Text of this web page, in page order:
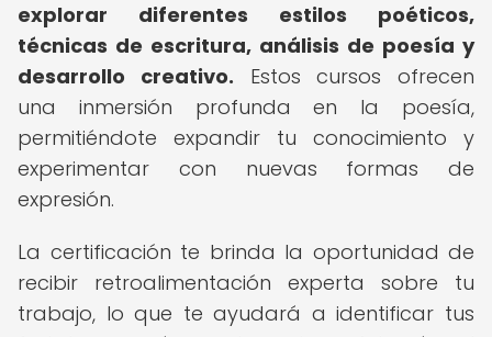
explorar diferentes estilos poéticos,
técnicas de escritura, análisis de poesía y
desarrollo creativo. Estos cursos ofrecen
una inmersión profunda en la poesía,
permitiéndote expandir tu conocimiento y
experimentar con nuevas formas de
expresión.
La certificación te brinda la oportunidad de
recibir retroalimentación experta sobre tu
trabajo, lo que te ayudará a identificar tus